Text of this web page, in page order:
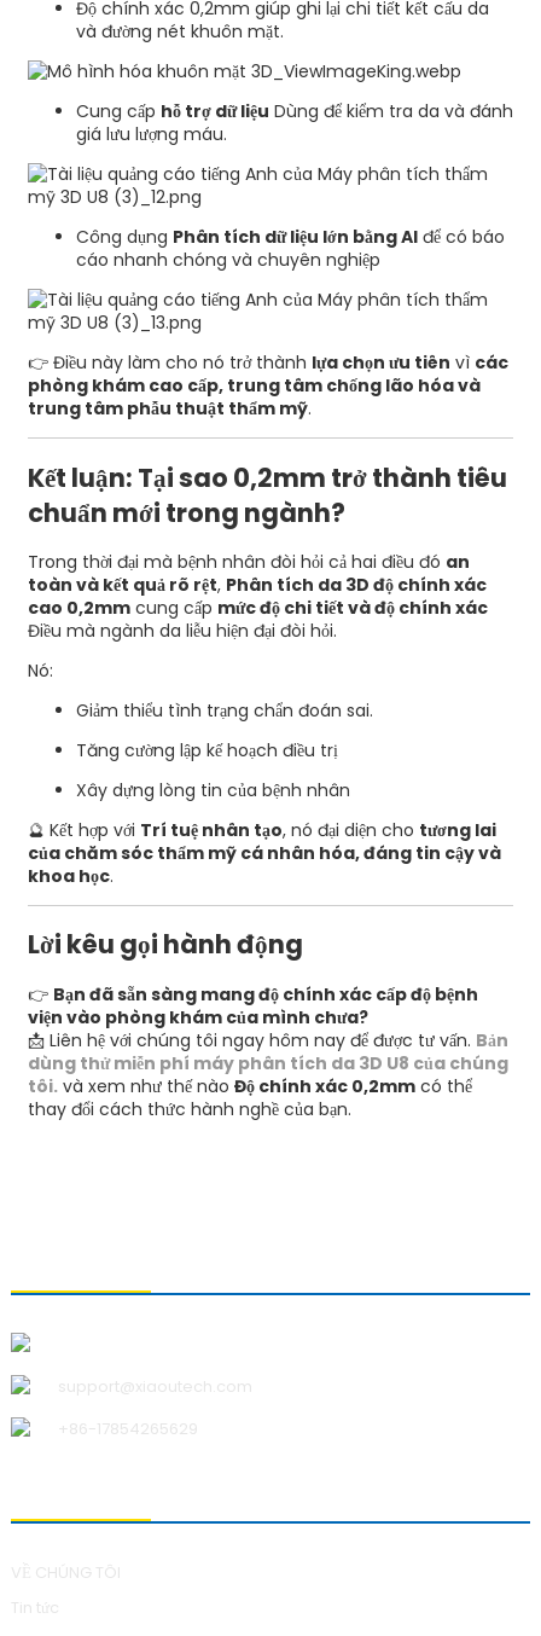
Độ chính xác 0,2mm giúp ghi lại chi tiết kết cấu da
và đường nét khuôn mặt.
Cung cấp hỗ trợ dữ liệu Dùng để kiểm tra da và đánh
giá lưu lượng máu.
Công dụng Phân tích dữ liệu lớn bằng AIđể có báo
cáo nhanh chóng và chuyên nghiệp
👉 Điều này làm cho nó trở thành lựa chọn ưu tiên vì các
phòng khám cao cấp, trung tâm chống lão hóa và
trung tâm phẫu thuật thẩm mỹ.
Kết luận: Tại sao 0,2mm trở thành tiêu
chuẩn mới trong ngành?
Trong thời đại mà bệnh nhân đòi hỏi cả hai điều đó an
toàn và kết quả rõ rệt, Phân tích da 3D độ chính xác
cao 0,2mmcung cấp mức độ chi tiết và độ chính xác
Điều mà ngành da liễu hiện đại đòi hỏi.
Nó:
Giảm thiểu tình trạng chẩn đoán sai.
Tăng cường lập kế hoạch điều trị
Xây dựng lòng tin của bệnh nhân
🔮 Kết hợp với Trí tuệ nhân tạo, nó đại diện cho tương lai
của chăm sóc thẩm mỹ cá nhân hóa, đáng tin cậy và
khoa học.
Lời kêu gọi hành động
👉 Bạn đã sẵn sàng mang độ chính xác cấp độ bệnh
viện vào phòng khám của mình chưa?
📩 Liên hệ với chúng tôi ngay hôm nay để được tư vấn. Bản
dùng thử miễn phí máy phân tích da 3D U8 của chúng
tôi.và xem như thế nào Độ chính xác 0,2mmcó thể
thay đổi cách thức hành nghề của bạn.
support@xiaoutech.com
+86-17854265629
VỀ CHÚNG TÔI
Tin tức